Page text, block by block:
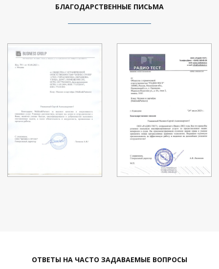
БЛАГОДАРСТВЕННЫЕ ПИСЬМА
ОТВЕТЫ НА ЧАСТО ЗАДАВАЕМЫЕ ВОПРОСЫ